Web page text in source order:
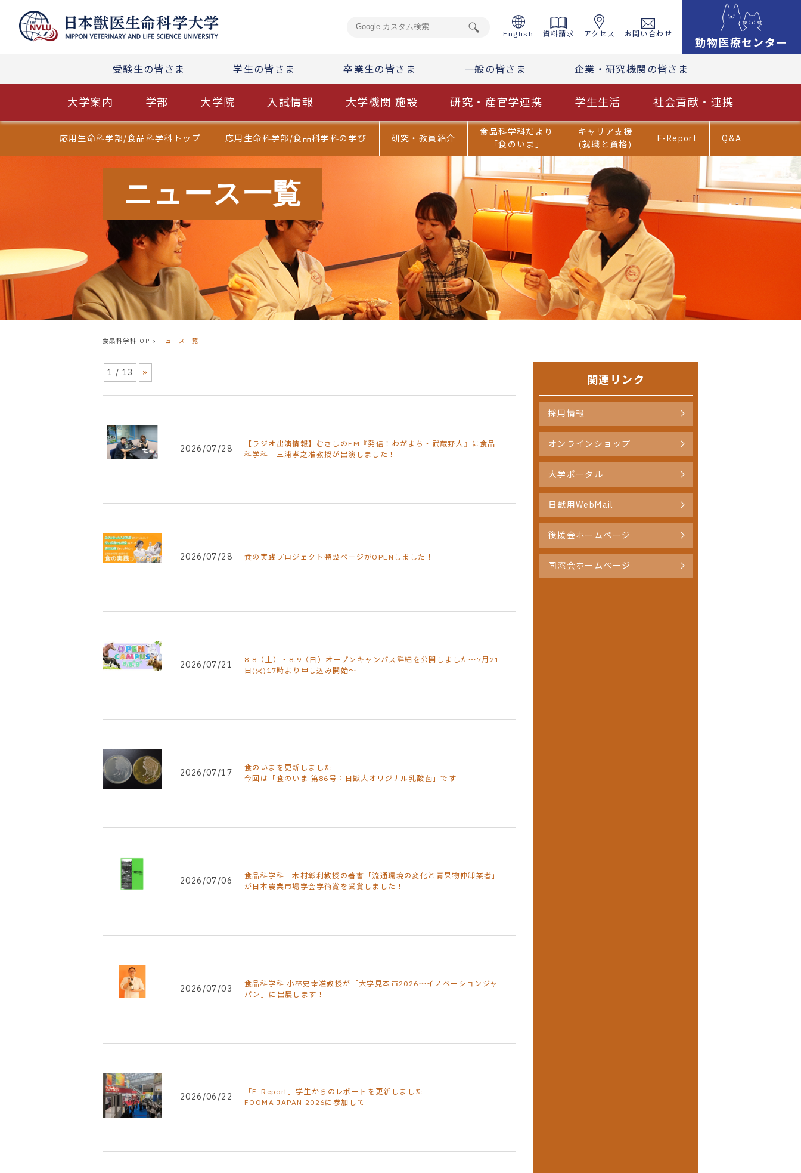
English 資料請求 アクセス お問い合わせ
動物医療センター
受験生の皆さま 学生の皆さま 卒業生の皆さま 一般の皆さま 企業・研究機関の皆さま
大学案内 学部 大学院 入試情報 大学機関 施設 研究・産官学連携 学生生活 社会貢献・連携
ニュース一覧
応用生命科学部/食品科学科トップ 応用生命科学部/食品科学科の学び 研究・教員紹介
食品科学科だより
「食のいま」
キャリア支援
(就職と資格)
F-Report Q&A
食品科学科TOP > ニュース一覧
1 / 13 »
2026/07/28
【ラジオ出演情報】むさしのFM『発信！わがまち・武蔵野人』に食品
科学科 三浦孝之准教授が出演しました！
2026/07/28 食の実践プロジェクト特設ページがOPENしました！
2026/07/21
8.8（土）・8.9（日）オープンキャンパス詳細を公開しました～7月21
日(火)17時より申し込み開始～
2026/07/17
食のいまを更新しました
今回は「食のいま 第86号：日獣大オリジナル乳酸菌」です
2026/07/06
食品科学科 木村彰利教授の著書「流通環境の変化と青果物仲卸業者」
が日本農業市場学会学術賞を受賞しました！
2026/07/03
食品科学科 小林史幸准教授が「大学見本市2026～イノベーションジャ
パン」に出展します！
2026/06/22
「F-Report」学生からのレポートを更新しました
FOOMA JAPAN 2026に参加して
関連リンク
採用情報
オンラインショップ
大学ポータル
日獣用WebMail
後援会ホームページ
同窓会ホームページ